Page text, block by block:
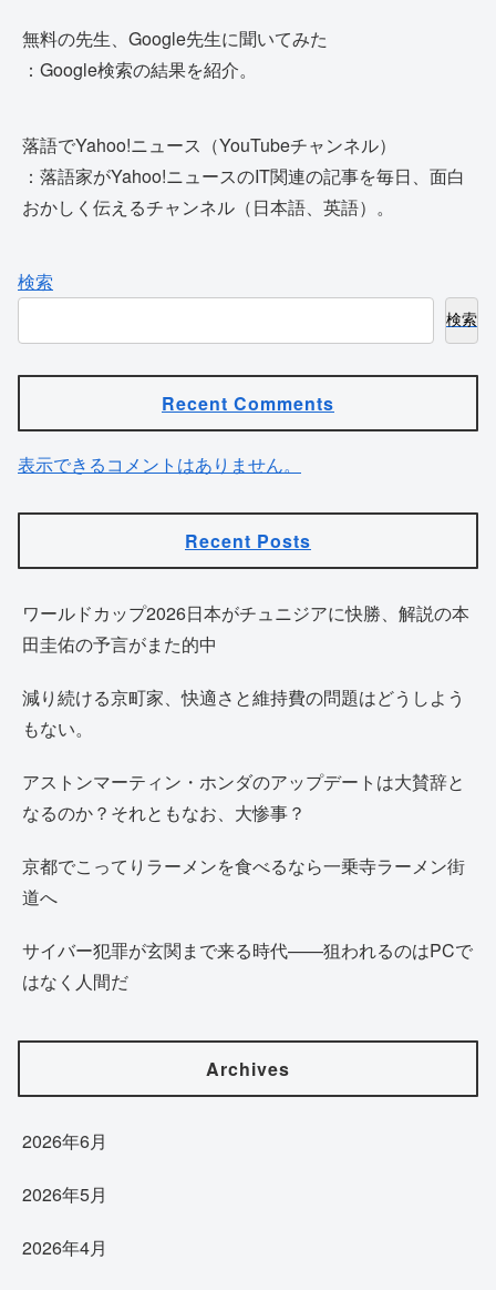
無料の先生、Google先生に聞いてみた
：Google検索の結果を紹介。
落語でYahoo!ニュース（YouTubeチャンネル）
：落語家がYahoo!ニュースのIT関連の記事を毎日、面白
おかしく伝えるチャンネル（日本語、英語）。
検索
検索
Recent Comments
表示できるコメントはありません。
Recent Posts
ワールドカップ2026日本がチュニジアに快勝、解説の本
田圭佑の予言がまた的中
減り続ける京町家、快適さと維持費の問題はどうしよう
もない。
アストンマーティン・ホンダのアップデートは大賛辞と
なるのか？それともなお、大惨事？
京都でこってりラーメンを食べるなら一乗寺ラーメン街
道へ
サイバー犯罪が玄関まで来る時代——狙われるのはPCで
はなく人間だ
Archives
2026年6月
2026年5月
2026年4月